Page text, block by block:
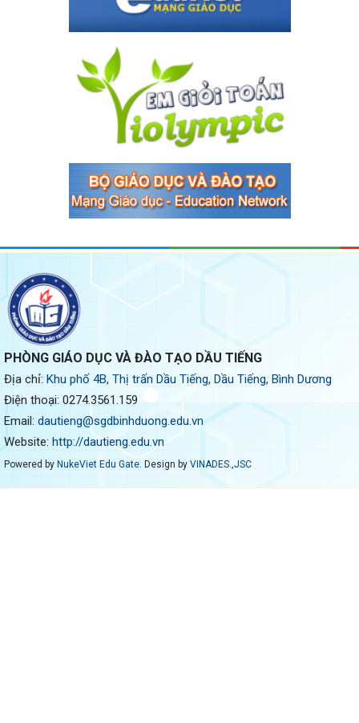
PHÒNG GIÁO DỤC VÀ ĐÀO TẠO DẦU TIẾNG
Địa chỉ: Khu phố 4B, Thị trấn Dầu Tiếng, Dầu Tiếng, Bình Dương
Điện thoại: 0274.3561.159
Email: dautieng@sgdbinhduong.edu.vn
Website: http://dautieng.edu.vn
Powered by NukeViet Edu Gate. Design by VINADES.,JSC